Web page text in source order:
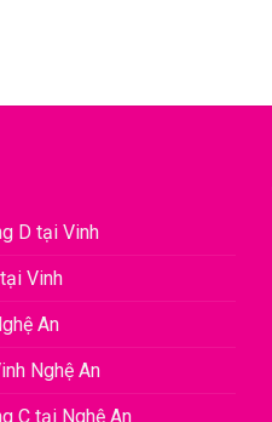
D tại Vinh
Vinh
An
Nghệ An
C tại Nghệ An